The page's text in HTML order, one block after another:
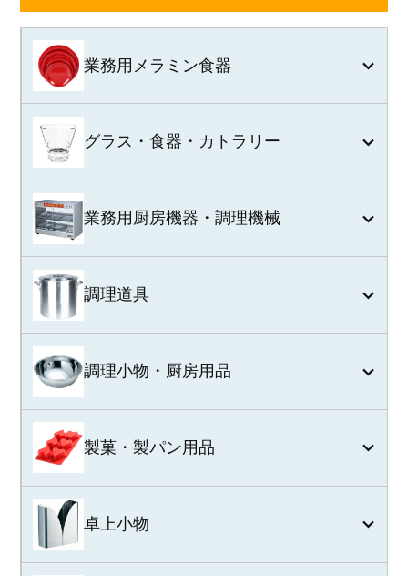
業務用メラミン食器
グラス・食器・カトラリー
業務用厨房機器・調理機械
調理道具
調理小物・厨房用品
製菓・製パン用品
卓上小物